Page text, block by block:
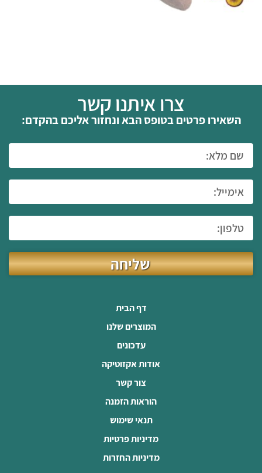
צרו איתנו קשר
השאירו פרטים בטופס הבא ונחזור אליכם בהקדם:
שליחה
דף הבית
המוצרים שלנו
עדכונים
אודות אקזוטיקה
צור קשר
הוראות הזמנה
תנאי שימוש
מדיניות פרטיות
מדיניות החזרות